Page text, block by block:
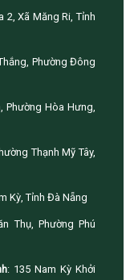
Xã Măng Ri, Tỉnh
Phường Đông
Phường Hòa Hưng,
Thạnh Mỹ Tây,
Kỳ, Tỉnh Đà Nẵng
Thụ, Phường Phú
: 135 Nam Kỳ Khởi